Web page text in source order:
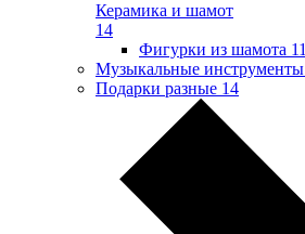
Керамика и шамот
14
Фигурки из шамота 11
Музыкальные инструменты
Подарки разные 14